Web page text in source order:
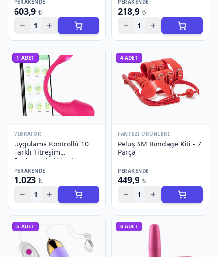
PERAKENDE
603,9 ₺
1
PERAKENDE
218,9 ₺
1
1 ADET
VIBRATÖR
Uygulama Kontrollü 10
Farklı Titreşim
Fonksiyonlu Vibratör -
Model 2
PERAKENDE
1.023 ₺
1
4 ADET
FANTEZI ÜRÜNLERI
Peluş SM Bondage Kiti - 7
Parça
PERAKENDE
449,9 ₺
1
5 ADET 8 ADET